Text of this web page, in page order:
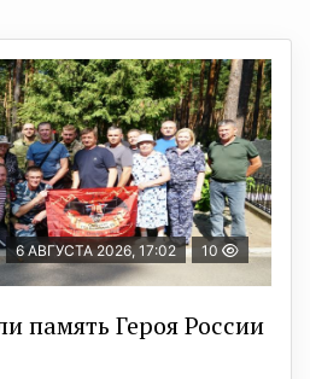
6 АВГУСТА 2026, 17:02 10
память Героя России